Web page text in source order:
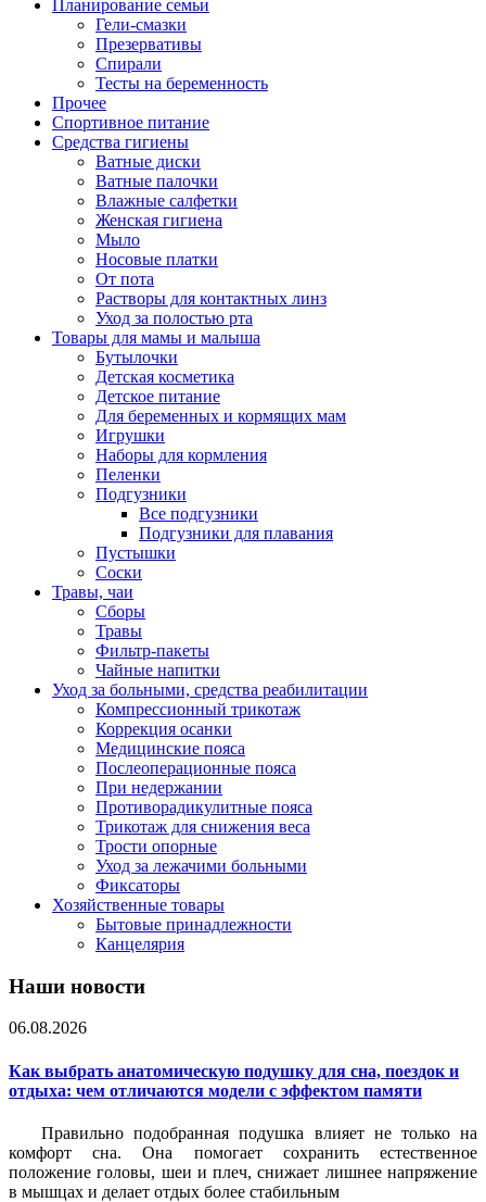
Планирование семьи
Гели-смазки
Презервативы
Спирали
Тесты на беременность
Прочее
Спортивное питание
Средства гигиены
Ватные диски
Ватные палочки
Влажные салфетки
Женская гигиена
Мыло
Носовые платки
От пота
Растворы для контактных линз
Уход за полостью рта
Товары для мамы и малыша
Бутылочки
Детская косметика
Детское питание
Для беременных и кормящих мам
Игрушки
Наборы для кормления
Пеленки
Подгузники
Все подгузники
Подгузники для плавания
Пустышки
Соски
Травы, чаи
Сборы
Травы
Фильтр-пакеты
Чайные напитки
Уход за больными, средства реабилитации
Компрессионный трикотаж
Коррекция осанки
Медицинские пояса
Послеоперационные пояса
При недержании
Противорадикулитные пояса
Трикотаж для снижения веса
Трости опорные
Уход за лежачими больными
Фиксаторы
Хозяйственные товары
Бытовые принадлежности
Канцелярия
Наши новости
06.08.2026
Как выбрать анатомическую подушку для сна, поездок и
отдыха: чем отличаются модели с эффектом памяти
Правильно подобранная подушка влияет не только на
комфорт сна. Она помогает сохранить естественное
положение головы, шеи и плеч, снижает лишнее напряжение
в мышцах и делает отдых более стабильным